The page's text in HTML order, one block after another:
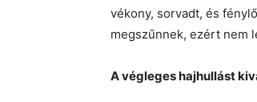
vékony, sorvadt, és
megszűnnek, ezért nem
A végleges hajhullást